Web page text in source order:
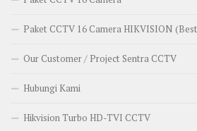
Paket CCTV 16 Camera HIKVISION
Our Customer / Project Sentra CCTV
Hubungi Kami
Hikvision Turbo HD-TVI CCTV